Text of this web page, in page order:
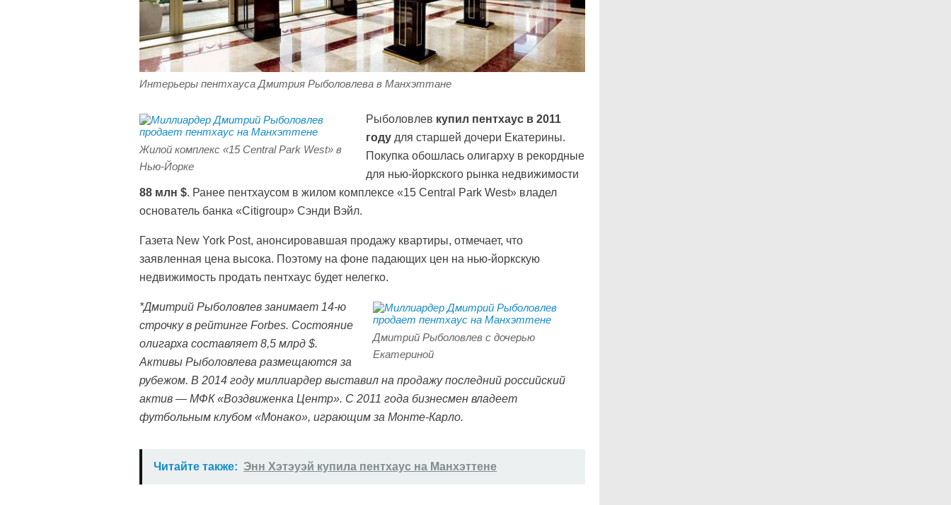
Интерьеры пентхауса Дмитрия Рыболовлева в Манхэттане
Жилой комплекс «15 Central Park West» в
Нью-Йорке
Рыболовлев купил пентхаус в 2011
году для старшей дочери Екатерины.
Покупка обошлась олигарху в рекордные
для нью-йоркского рынка недвижимости
88 млн $. Ранее пентхаусом в жилом комплексе «15 Central Park West» владел
основатель банка «Citigroup» Сэнди Вэйл.
Газета New York Post, анонсировавшая продажу квартиры, отмечает, что
заявленная цена высока. Поэтому на фоне падающих цен на нью-йоркскую
недвижимость продать пентхаус будет нелегко.
Дмитрий Рыболовлев с дочерью
Екатериной
*Дмитрий Рыболовлев занимает 14-ю
строчку в рейтинге Forbes. Состояние
олигарха составляет 8,5 млрд $.
Активы Рыболовлева размещаются за
рубежом. В 2014 году миллиардер выставил на продажу последний российский
актив — МФК «Воздвиженка Центр». С 2011 года бизнесмен владеет
футбольным клубом «Монако», играющим за Монте-Карло.
Читайте также: Энн Хэтэуэй купила пентхаус на Манхэттене